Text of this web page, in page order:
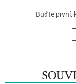
Buďte první,